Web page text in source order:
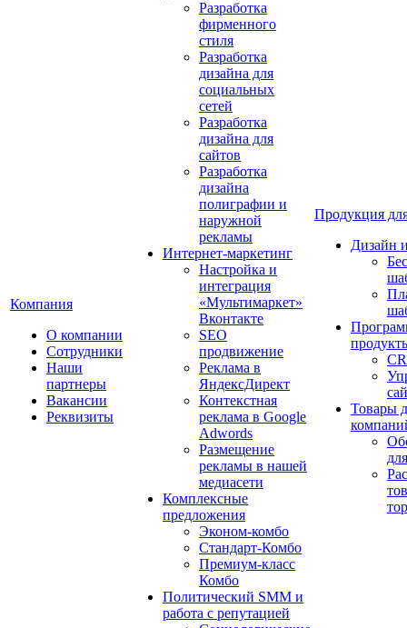
Компания
О компании
Сотрудники
Наши
партнеры
Вакансии
Реквизиты
Разработка
фирменного
стиля
Разработка
дизайна для
социальных
сетей
Разработка
дизайна для
сайтов
Разработка
дизайна
полиграфии и
наружной
рекламы
Интернет-маркетинг
Настройка и
интеграция
«Мультимаркет»
Вконтакте
SEO
продвижение
Реклама в
ЯндексДирект
Контекстная
реклама в Google
Adwords
Размещение
рекламы в нашей
медиасети
Комплексные
предложения
Эконом-комбо
Стандарт-Комбо
Премиум-класс
Комбо
Политический SMM и
работа с репутацией
Продукция
Дизайн
Товары